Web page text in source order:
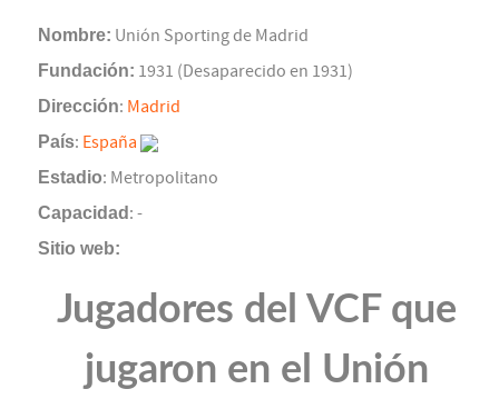
Nombre: Unión Sporting de Madrid
Fundación: 1931 (Desaparecido en 1931)
Dirección: Madrid
País: España
Estadio: Metropolitano
Capacidad : -
Sitio web:
Jugadores del VCF que
jugaron en el Unión